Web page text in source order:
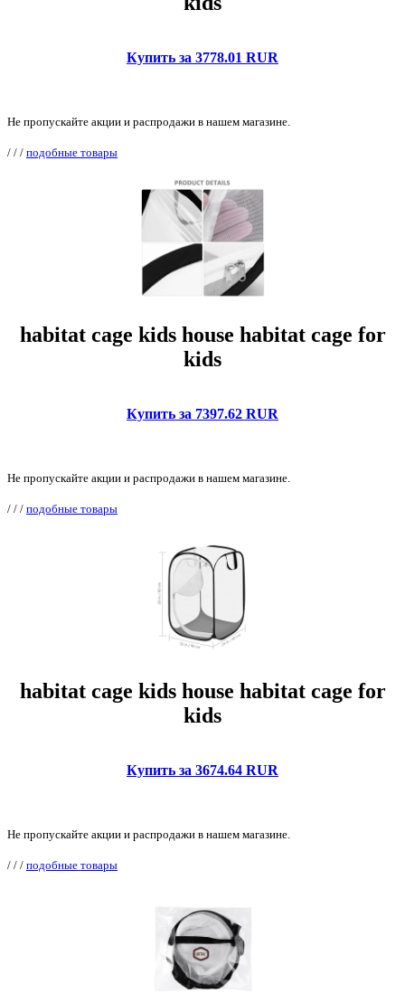
Купить за 3778.01 RUR
Не пропускайте акции и распродажи в нашем магазине.
/ / / подобные товары
habitat cage kids house habitat cage for
kids
Купить за 7397.62 RUR
Не пропускайте акции и распродажи в нашем магазине.
/ / / подобные товары
habitat cage kids house habitat cage for
kids
Купить за 3674.64 RUR
Не пропускайте акции и распродажи в нашем магазине.
/ / / подобные товары